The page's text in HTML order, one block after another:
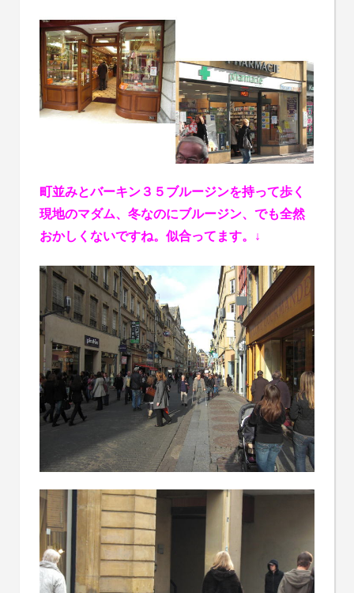
町並みとバーキン３５ブルージンを持って歩く
現地のマダム、冬なのにブルージン、でも全然
おかしくないですね。似合ってます。↓